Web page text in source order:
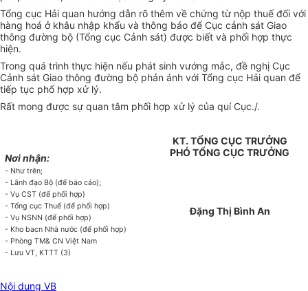
Tổng cục Hải quan hướng dẫn rõ thêm về chứng từ nộp thuế đối với
hàng hoá ở khâu nhập khẩu và thông báo để Cục cảnh sát Giao
thông đường bộ (Tổng cục Cảnh sát) được biết và phối hợp thực
hiện.
Trong quá trình thực hiện nếu phát sinh vướng mắc, đề nghị Cục
Cảnh sát Giao thông đường bộ phản ánh với Tổng cục Hải quan để
tiếp tục phố hợp xử lý.
Rất mong được sự quan tâm phối hợp xử lý của quí Cục./.
Nơi nhận:
- Như trên;
- Lãnh đạo Bộ (để báo cáo);
- Vụ CST (để phối hợp)
- Tổng cục Thuế (để phối hợp)
- Vụ NSNN (để phối hợp)
- Kho bacn Nhà nước (để phối hợp)
- Phòng TM& CN Việt Nam
- Lưu VT, KTTT (3)
KT. TỔNG CỤC TRƯỞNG
PHÓ TỔNG CỤC TRƯỞNG
Đặng Thị Bình An
Nội dung VB